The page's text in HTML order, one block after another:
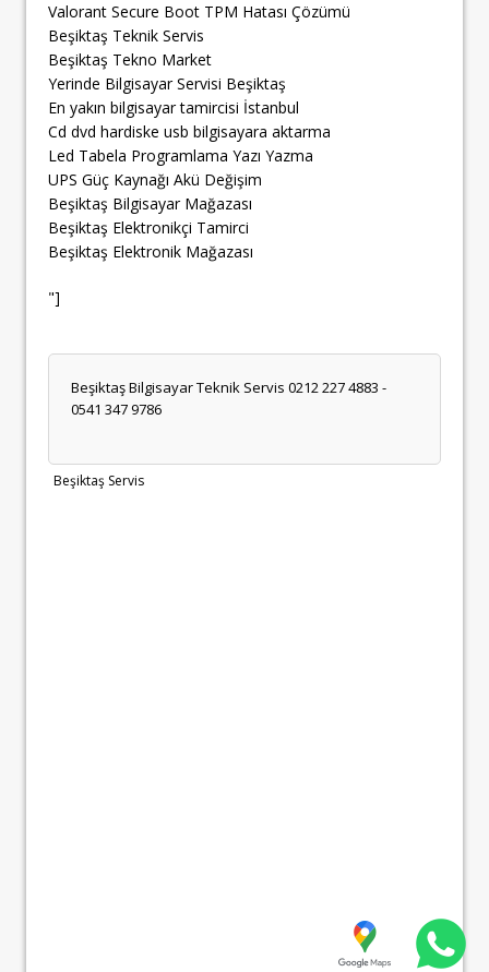
Valorant Secure Boot TPM Hatası Çözümü
Beşiktaş Teknik Servis
Beşiktaş Tekno Market
Yerinde Bilgisayar Servisi Beşiktaş
En yakın bilgisayar tamircisi İstanbul
Cd dvd hardiske usb bilgisayara aktarma
Led Tabela Programlama Yazı Yazma
UPS Güç Kaynağı Akü Değişim
Beşiktaş Bilgisayar Mağazası
Beşiktaş Elektronikçi Tamirci
Beşiktaş Elektronik Mağazası
"]
Beşiktaş Bilgisayar Teknik Servis 0212 227 4883 -
0541 347 9786
Beşiktaş Servis